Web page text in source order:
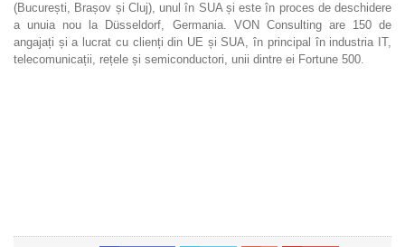
(București, Brașov și Cluj), unul în SUA și este în proces de deschidere
a unuia nou la Düsseldorf, Germania. VON Consulting are 150 de
angajați și a lucrat cu clienți din UE și SUA, în principal în industria IT,
telecomunicații, rețele și semiconductori, unii dintre ei Fortune 500.